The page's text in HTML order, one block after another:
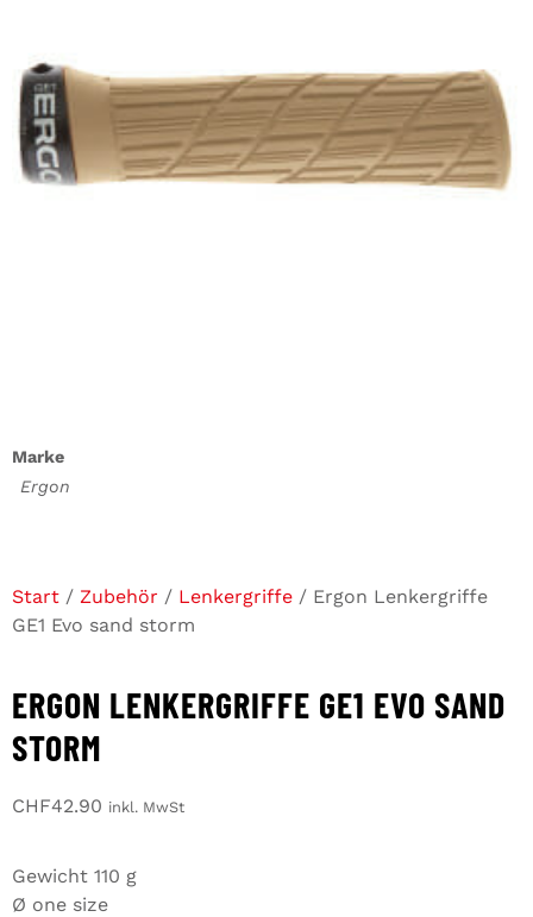
Marke
Ergon
Start / Zubehör / Lenkergriffe / Ergon Lenkergriffe
GE1 Evo sand storm
ERGON LENKERGRIFFE GE1 EVO SAND
STORM
CHF42.90 inkl. MwSt
Gewicht 110 g
Ø one size